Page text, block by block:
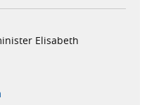
Elisabeth